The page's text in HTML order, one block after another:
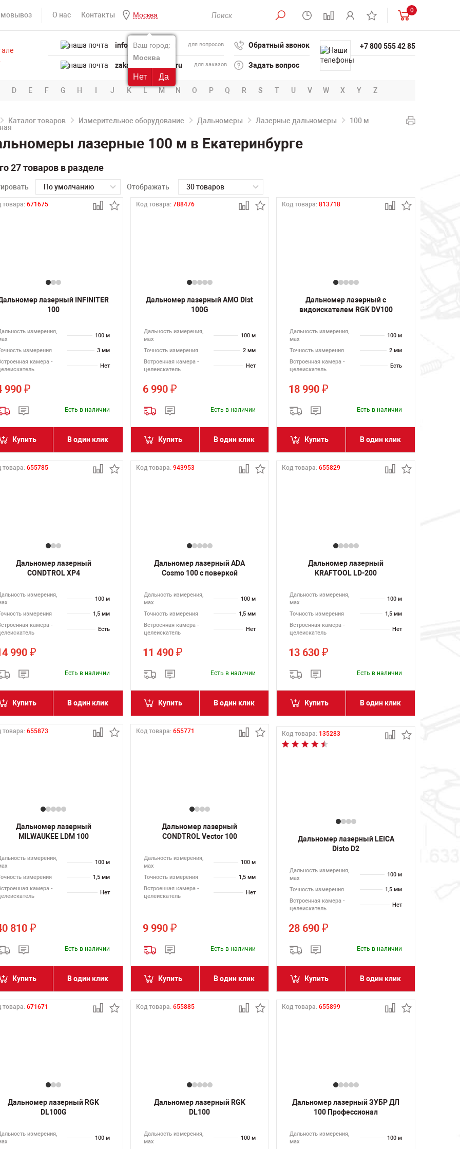
О нас Контакты Москва
Ваш город:
Москва
Нет Да
0
info@powertool.ru для вопросов
zakaz@powertool.ru для заказов
Обратный звонок
Задать вопрос
+7 800 555 42 85
D E F G H I J K L M N O P Q R S T U V W X Y Z
Каталог товаров Измерительное оборудование Дальномеры Лазерные дальномеры 100 м
лазерные 100 м в Екатеринбурге
27 товаров в разделе
По умолчанию Отображать 30 товаров
товара: 671675
лазерный INFINITER
100
измерения,
100 м
измерения
3 мм
камера -
Нет
990 ₽
Есть в наличии
Купить В один клик
Код товара: 788476
Дальномер лазерный AMO Dist
100G
Дальность измерения,
мах
100 м
Точность измерения
2 мм
Встроенная камера -
целеискатель
Нет
6 990 ₽
Есть в наличии
Купить В один клик
Код товара:813718
Дальномер лазерный с
видоискателем RGK DV100
Дальность измерения,
мах
100 м
Точность измерения
2 мм
Встроенная камера -
целеискатель
Есть
18 990₽
Есть в наличии
Купить В один клик
товара: 655785
Дальномер лазерный
CONDTROL XP4
измерения,
100 м
измерения
1,5 мм
камера -
Есть
990 ₽
Есть в наличии
Купить В один клик
Код товара: 943953
Дальномер лазерный ADA
Cosmo 100 с поверкой
Дальность измерения,
мах
100 м
Точность измерения
1,5 мм
Встроенная камера -
целеискатель
Нет
11 490 ₽
Есть в наличии
Купить В один клик
Код товара:655829
Дальномер лазерный
KRAFTOOL LD-200
Дальность измерения,
мах
100 м
Точность измерения
1,5 мм
Встроенная камера -
целеискатель
Нет
13 630₽
Есть в наличии
Купить В один клик
товара: 655873
Дальномер лазерный
MILWAUKEE LDM 100
измерения,
100 м
измерения
1,5 мм
камера -
Нет
810 ₽
Есть в наличии
Купить В один клик
Код товара: 655771
Дальномер лазерный
CONDTROL Vector 100
Дальность измерения,
мах
100 м
Точность измерения
1,5 мм
Встроенная камера -
целеискатель
Нет
9 990 ₽
Есть в наличии
Купить В один клик
Код товара: 135283
Дальномер лазерный LEICA
Disto D2
Дальность измерения,
мах
100 м
Точность измерения
1,5 мм
Встроенная камера -
целеискатель
Нет
28 690₽
Есть в наличии
Купить В один клик
товара: 671671
Дальномер лазерный RGK
DL100G
измерения,
100 м
Код товара: 655885
Дальномер лазерный RGK
DL100
Дальность измерения,
мах
100 м
Код товара:655899
Дальномер лазерный ЗУБР ДЛ
100 Профессионал
Дальность измерения,
мах
100 м